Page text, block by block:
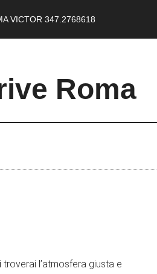
VICTOR 347.2768618
Roma
l’atmosfera giusta e